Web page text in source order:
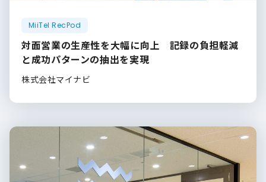
MiiTel RecPod
対面営業の生産性を大幅に向上 記録の負担軽減
と成功パターンの抽出を実現
株式会社マイナビ